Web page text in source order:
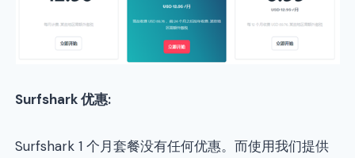
Surfshark 优惠:
Surfshark 1 个月套餐没有任何优惠。而使用我们提供